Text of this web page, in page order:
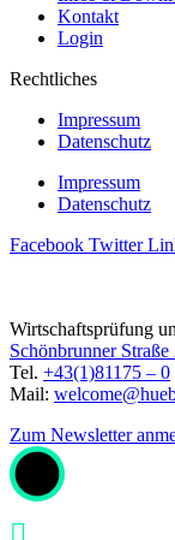
Kontakt
Login
Rechtliches
Impressum
Datenschutz
Impressum
Datenschutz
Facebook Twitter
Wirtschaftsprüfung
Schönbrunner
Tel. +43(1)81175 – 0
Mail:
Zum Newsletter